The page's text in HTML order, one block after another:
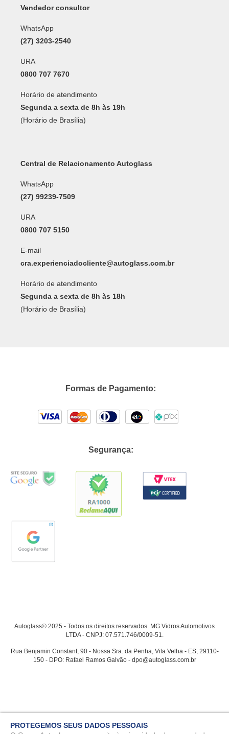
Vendedor consultor
WhatsApp
(27) 3203-2540
URA
0800 707 7670
Horário de atendimento
Segunda a sexta de 8h às 19h
(Horário de Brasília)
Central de Relacionamento Autoglass
WhatsApp
(27) 99239-7509
URA
0800 707 5150
E-mail
cra.experienciadocliente@autoglass.com.br
Horário de atendimento
Segunda a sexta de 8h às 18h
(Horário de Brasília)
Formas de Pagamento:
Segurança:
Autoglass© 2025 - Todos os direitos reservados. MG Vidros Automotivos
LTDA - CNPJ: 07.571.746/0009-51.
Rua Benjamin Constant, 90 - Nossa Sra. da Penha, Vila Velha - ES, 29110-
150 - DPO: Rafael Ramos Galvão - dpo@autoglass.com.br
PROTEGEMOS SEUS DADOS PESSOAIS